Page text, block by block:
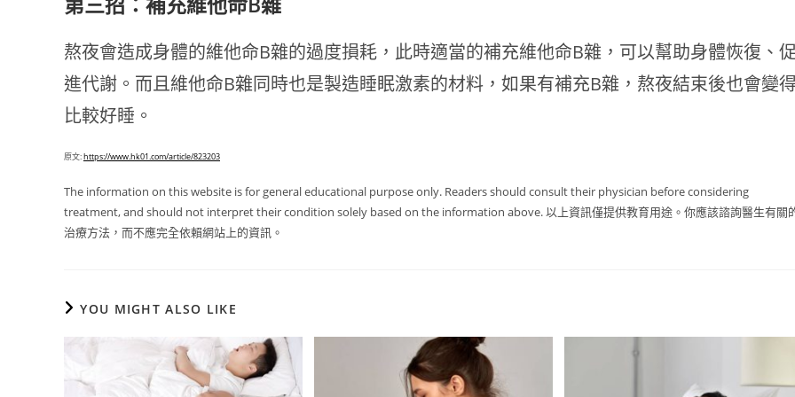
熬夜會造成身體的維他命B雜的過度損耗，此時適當的補充維他命B雜，可以幫助身體恢復、促
進代謝。而且維他命B雜同時也是製造睡眠激素的材料，如果有補充B雜，熬夜結束後也會變
比較好睡。
原文:https://www.hk01.com/article/823203
The information on this website is for general educational purpose only. Readers should consult their physician before considering
treatment, and should not interpret their condition solely based on the information above. 以上資訊僅提供教育用途。你應該諮詢醫生有關
治療方法，而不應完全依賴網站上的資訊。
YOU MIGHT ALSO LIKE